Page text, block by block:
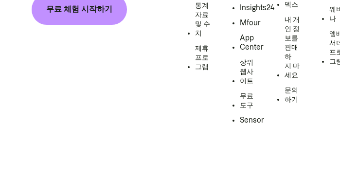
무료 체험 시작하기
통계
자료
및 수
치
제휴
프로
그램
Insights24
Mfour
App
Center
상위
웹사
이트
무료
도구
Sensor
덱스
내 개
인 정
보를
판매
하
지 마
세요
문의
하기
웨
나
앰
서
프
그